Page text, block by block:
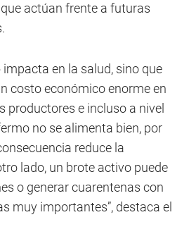
actúan frente a futuras
en la salud, sino que
costo económico enorme en
productores e incluso a nivel
no se alimenta bien, por
reduce la
lado, un brote activo puede
o generar cuarentenas con
muy importantes”, destaca el